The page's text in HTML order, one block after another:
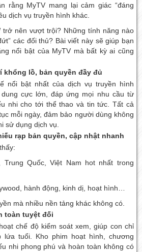
rằng MyTV mang lại cảm giác “đáng
dịch vụ truyền hình khác.
trở nên vượt trội? Những tính năng nào
các đối thủ? Bài viết này sẽ giúp bạn
nổi bật của MyTV mà bất kỳ ai cũng
khổng lồ, bản quyền đầy đủ
nổi bật nhất của dịch vụ truyền hình
cực lớn, đáp ứng mọi nhu cầu từ
nhi cho tới thể thao và tin tức. Tất cả
mỗi ngày, đảm bảo người dùng không
sử dụng dịch vụ.
rạp bản quyền, cập nhật nhanh
Trung Quốc, Việt Nam hot nhất trong
hành động, kinh dị, hoạt hình…
mà nhiều nền tảng khác không có.
toàn tuyệt đối
chế độ kiểm soát xem, giúp con chỉ
lứa tuổi. Kho phim hoạt hình, chương
nhi phong phú và hoàn toàn không có